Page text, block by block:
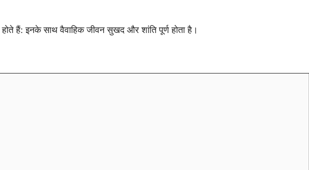
होते हैं: इनके साथ वैवाहिक जीवन सुखद और शांति पूर्ण होता है।